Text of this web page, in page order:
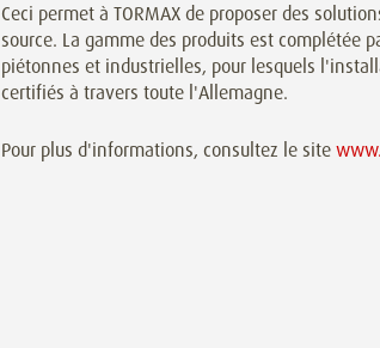
Ceci permet à TORMAX de proposer des
source. La gamme des produits est complétée
piétonnes et industrielles, pour lesquels
certifiés à travers toute l'Allemagne.
Pour plus d'informations, consultez le site